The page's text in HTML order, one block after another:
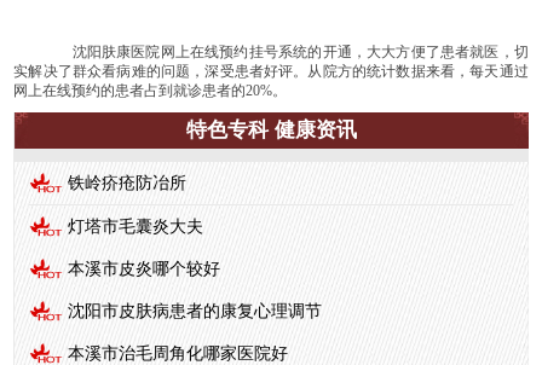
沈阳肤康医院网上在线预约挂号系统的开通，大大方便了患者就医，切
实解决了群众看病难的问题，深受患者好评。从院方的统计数据来看，每天通过
网上在线预约的患者占到就诊患者的20%。
特色专科 健康资讯
铁岭疥疮防冶所
灯塔市毛囊炎大夫
本溪市皮炎哪个较好
沈阳市皮肤病患者的康复心理调节
本溪市治毛周角化哪家医院好